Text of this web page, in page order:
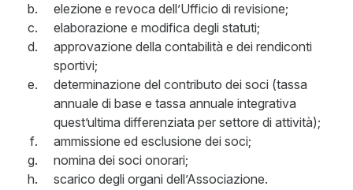
elezione e revoca dell’Ufficio di revisione;
elaborazione e modifica degli statuti;
approvazione della contabilità e dei rendiconti
sportivi;
determinazione del contributo dei soci (tassa
annuale di base e tassa annuale integrativa
quest’ultima differenziata per settore di attività);
ammissione ed esclusione dei soci;
nomina dei soci onorari;
scarico degli organi dell’Associazione.